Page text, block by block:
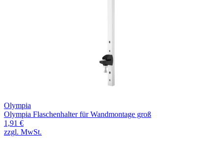
Olympia
Olympia Flaschenhalter für Wandmontage groß
1,91 €
zzgl. MwSt.